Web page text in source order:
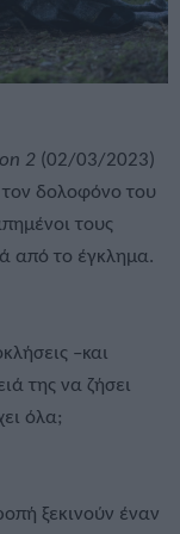
2 (02/03/2023)
δολοφόνο του
τους
από το έγκλημα.
–και
της να ζήσει
όλα;
ξεκινούν έναν